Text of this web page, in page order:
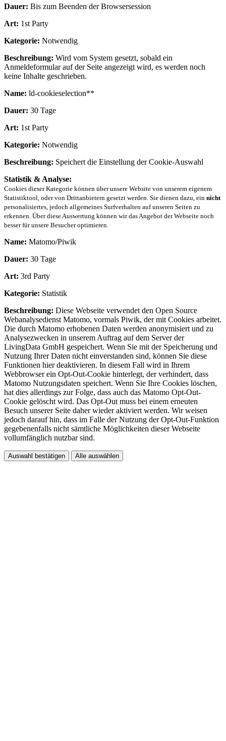
Dauer: Bis zum Beenden der Browsersession
Art: 1st Party
Kategorie: Notwendig
Beschreibung: Wird vom System gesetzt, sobald ein
Anmeldeformular auf der Seite angezeigt wird, es werden noch
keine Inhalte geschrieben.
Name: ld-cookieselection**
Dauer: 30 Tage
Art: 1st Party
Kategorie: Notwendig
Beschreibung: Speichert die Einstellung der Cookie-Auswahl
Statistik & Analyse:
Cookies dieser Kategorie können über unsere Website von unserem eigenem
Statistiktool, oder von Drittanbietern gesetzt werden. Sie dienen dazu, ein nicht
personalisiertes, jedoch allgemeines Surfverhalten auf unseren Seiten zu
erkennen. Über diese Auswertung können wir das Angebot der Webseite noch
besser für unsere Besucher optimieren.
Name: Matomo/Piwik
Dauer: 30 Tage
Art: 3rd Party
Kategorie: Statistik
Beschreibung: Diese Webseite verwendet den Open Source
Webanalysedienst Matomo, vormals Piwik, der mit Cookies arbeitet.
Die durch Matomo erhobenen Daten werden anonymisiert und zu
Analysezwecken in unserem Auftrag auf dem Server der
LivingData GmbH gespeichert. Wenn Sie mit der Speicherung und
Nutzung Ihrer Daten nicht einverstanden sind, können Sie diese
Funktionen hier deaktivieren. In diesem Fall wird in Ihrem
Webbrowser ein Opt-Out-Cookie hinterlegt, der verhindert, dass
Matomo Nutzungsdaten speichert. Wenn Sie Ihre Cookies löschen,
hat dies allerdings zur Folge, dass auch das Matomo Opt-Out-
Cookie gelöscht wird. Das Opt-Out muss bei einem erneuten
Besuch unserer Seite daher wieder aktiviert werden. Wir weisen
jedoch darauf hin, dass im Falle der Nutzung der Opt-Out-Funktion
gegebenenfalls nicht sämtliche Möglichkeiten dieser Webseite
vollumfänglich nutzbar sind.
Auswahl bestätigen Alle auswählen